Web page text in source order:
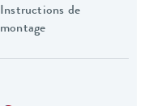
Instructions de
montage